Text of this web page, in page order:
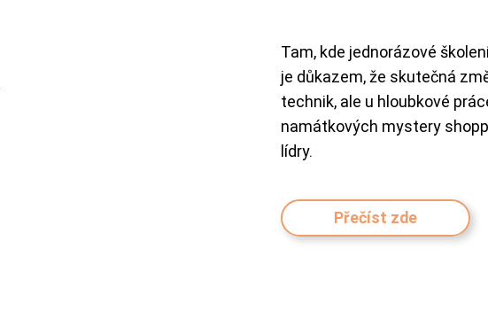
Tam, kde jednorázové
je důkazem, že skutečná
technik, ale u hloubkové
namátkových mystery
lídry.
Přečíst zde